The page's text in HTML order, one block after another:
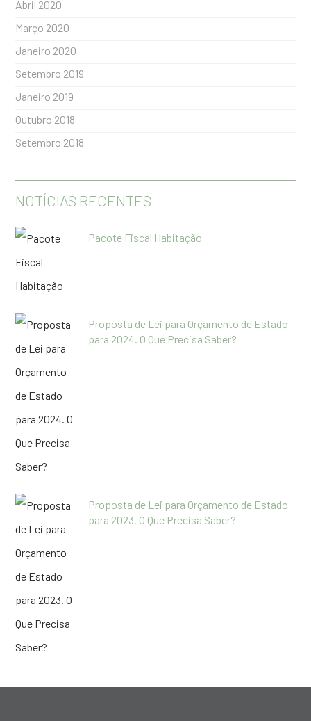
Abril 2020
Março 2020
Janeiro 2020
Setembro 2019
Janeiro 2019
Outubro 2018
Setembro 2018
NOTÍCIAS RECENTES
Pacote Fiscal Habitação
Proposta de Lei para Orçamento de Estado
para 2024. O Que Precisa Saber?
Proposta de Lei para Orçamento de Estado
para 2023. O Que Precisa Saber?